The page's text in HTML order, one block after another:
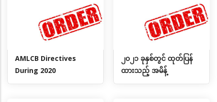
AMLCB Directives
During 2020
၂၀၂၁ ခုနှစ်တွင် ထုတ်ပြန်
ထားသည့် အမိန့်